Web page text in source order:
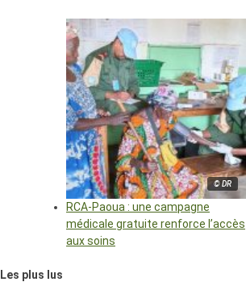
© DR
RCA-Paoua : une campagne
médicale gratuite renforce l’accès
aux soins
Les plus lus